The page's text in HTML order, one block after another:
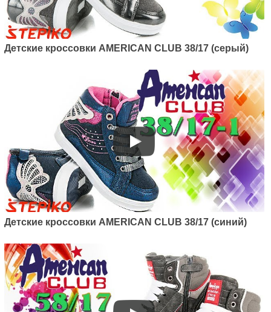
Детские кроссовки AMERICAN CLUB 38/17 (серый)
Детские кроссовки AMERICAN CLUB 38/17 (синий)